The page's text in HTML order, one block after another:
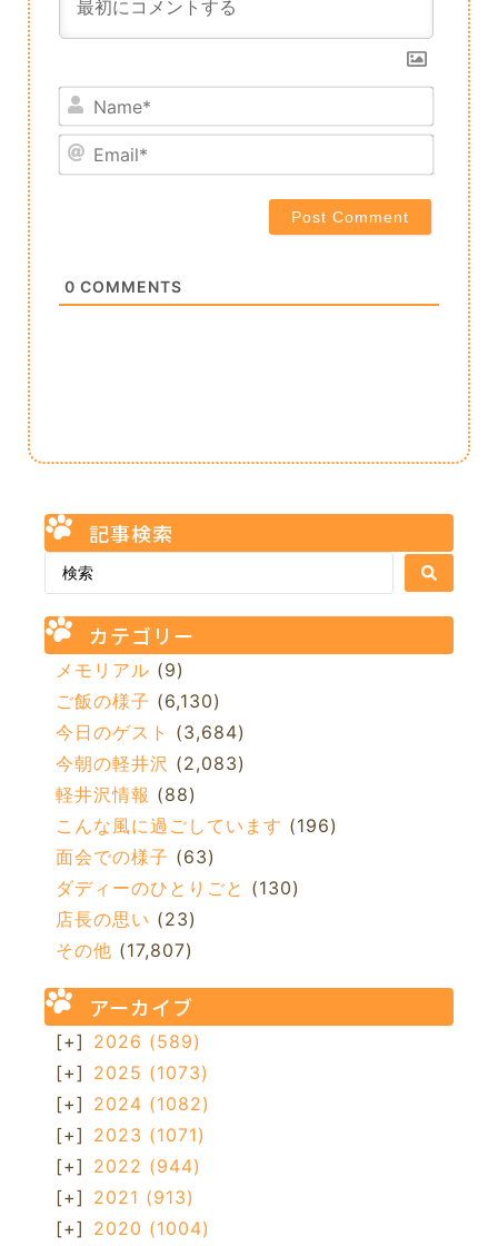
Name*
Email*
0 COMMENTS
記事検索
カテゴリー
メモリアル (9)
ご飯の様子 (6,130)
今日のゲスト (3,684)
今朝の軽井沢 (2,083)
軽井沢情報 (88)
こんな風に過ごしています (196)
面会での様子 (63)
ダディーのひとりごと (130)
店長の思い (23)
その他 (17,807)
アーカイブ
[+] 2026 (589)
[+] 2025 (1073)
[+] 2024 (1082)
[+] 2023 (1071)
[+] 2022 (944)
[+] 2021 (913)
[+] 2020 (1004)